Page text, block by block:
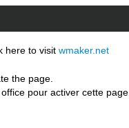
here to visit wmaker.net
the page.
pour activer cette page.